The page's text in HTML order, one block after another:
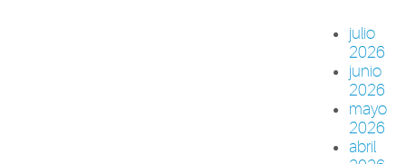
julio
2026
junio
2026
mayo
2026
abril